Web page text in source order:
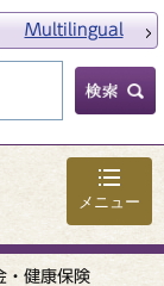
メニュー
Multilingual
・健康保険